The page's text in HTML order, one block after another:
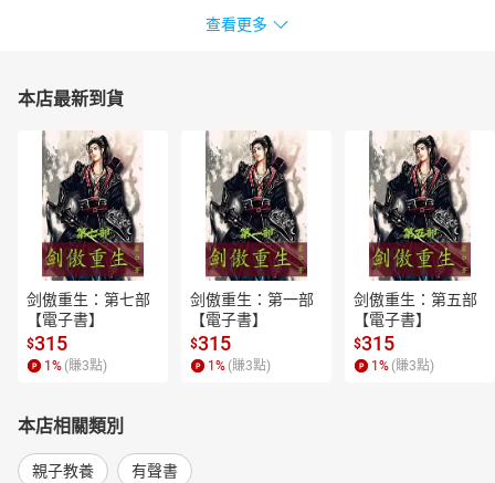
查看更多
本店最新到貨
剑傲重生：第七部
【電子書】
$315
1 % (賺3點)
剑傲重生：第一部
【電子書】
$315
1 % (賺3點)
剑傲重生：第五部
【電子書】
$315
1 % (賺3點)
本店相關類別
親子教養 有聲書